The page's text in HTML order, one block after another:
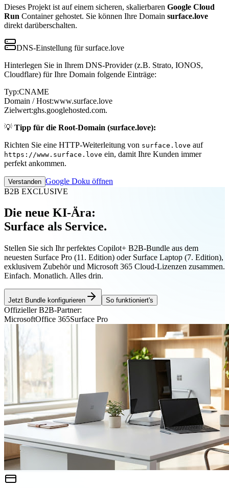
Dieses Projekt ist auf einem sicheren, skalierbaren Google Cloud
Run Container gehostet. Sie können Ihre Domain surface.love
direkt darüberschalten.
DNS-Einstellung für surface.love
Hinterlegen Sie in Ihrem DNS-Provider (z.B. Strato, IONOS,
Cloudflare) für Ihre Domain folgende Einträge:
Typ:CNAME
Domain / Host:www.surface.love
Zielwert:ghs.googlehosted.com.
💡 Tipp für die Root-Domain (surface.love):
Richten Sie eine HTTP-Weiterleitung von surface.love auf
https://www.surface.love ein, damit Ihre Kunden immer
perfekt ankommen.
Verstanden Google Doku öffnen
B2B EXCLUSIVE
Die neue KI-Ära:
Surface als Service.
Stellen Sie sich Ihr perfektes Copilot+ B2B-Bundle aus dem
neuesten Surface Pro (11. Edition) oder Surface Laptop (7. Edition),
exklusivem Zubehör und Microsoft 365 Cloud-Lizenzen zusammen.
Einfach. Monatlich. Alles drin.
Jetzt Bundle konfigurieren So funktioniert's
Offizieller B2B-Partner:
MicrosoftOffice 365Surface Pro